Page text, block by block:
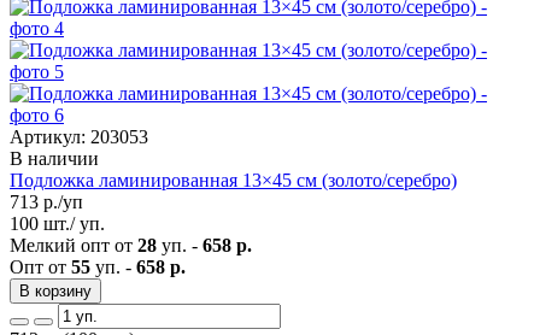
Артикул: 203053
В наличии
Подложка ламинированная 13×45 см (золото/серебро)
713 р./уп
100 шт./ уп.
Мелкий опт от 28 уп. - 658 р.
Опт от 55 уп. - 658 р.
В корзину